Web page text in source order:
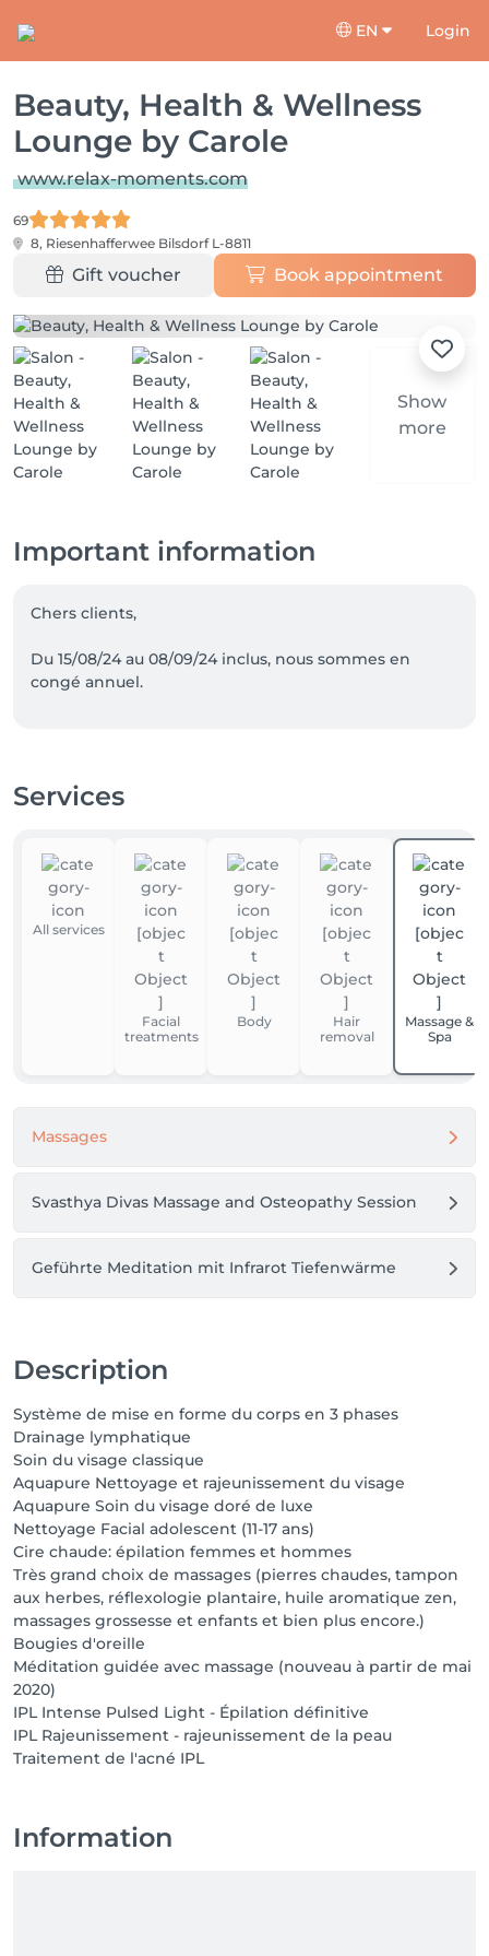
EN Login
Beauty, Health & Wellness
Lounge by Carole
www.relax-moments.com
69
8, Riesenhafferwee Bilsdorf L-8811
Gift voucher Book appointment
Show
more
Important information
Chers clients,
Du 15/08/24 au 08/09/24 inclus, nous sommes en
congé annuel.
Services
All services
Facial
treatments
Body
Hair
removal
Massage &
Spa
Massages
Svasthya Divas Massage and Osteopathy Session
Geführte Meditation mit Infrarot Tiefenwärme
Description
Système de mise en forme du corps en 3 phases
Drainage lymphatique
Soin du visage classique
Aquapure Nettoyage et rajeunissement du visage
Aquapure Soin du visage doré de luxe
Nettoyage Facial adolescent (11-17 ans)
Cire chaude: épilation femmes et hommes
Très grand choix de massages (pierres chaudes, tampon
aux herbes, réflexologie plantaire, huile aromatique zen,
massages grossesse et enfants et bien plus encore.)
Bougies d'oreille
Méditation guidée avec massage (nouveau à partir de mai
2020)
IPL Intense Pulsed Light - Épilation définitive
IPL Rajeunissement - rajeunissement de la peau
Traitement de l'acné IPL
Information